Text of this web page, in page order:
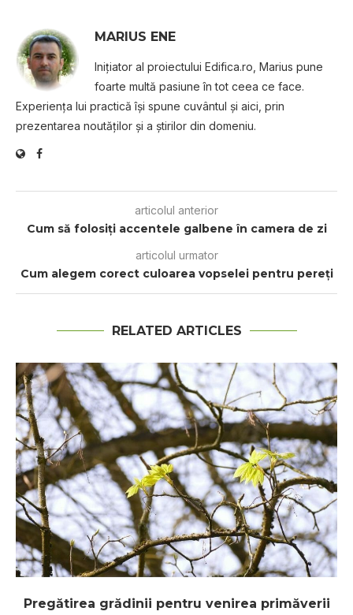
MARIUS ENE
Iniţiator al proiectului Edifica.ro, Marius pune
foarte multă pasiune în tot ceea ce face.
Experienţa lui practică îşi spune cuvântul şi aici, prin
prezentarea noutăţilor şi a ştirilor din domeniu.
articolul anterior
Cum să folosiți accentele galbene în camera de zi
articolul urmator
Cum alegem corect culoarea vopselei pentru pereți
RELATED ARTICLES
Pregătirea grădinii pentru venirea primăverii